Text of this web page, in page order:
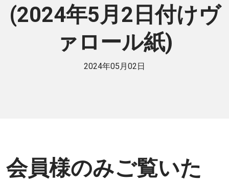
(2024年5月2日付けヴ
ァロール紙)
2024年05月02日
会員様のみご覧いた